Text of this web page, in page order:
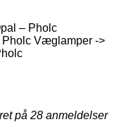
– Pholc
Pholc Væglamper ->
på 28 anmeldelser